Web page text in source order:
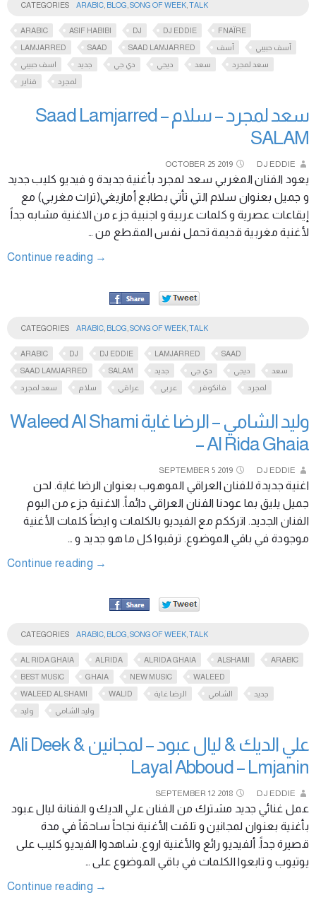
CATEGORIES ARABIC BLOG SONG OF WEEK TALK
ARABIC ASIF HABIBI DJ DJ EDDIE
FNAÏRE
LAMJARRED
SAAD SAAD LAMJARRED آسف
آسف حبيبي
اسف حبيبي
جديد دي جي ديجي سعد
سعد لمجرد
فناير
لمجرد
سعد لمجرد – سلام Saad Lamjarred –
SALAM
OCTOBER 25 2019 DJ EDDIE
يعود الفنان المغربي سعد لمجرد بأغنية جديدة و فيديو كليب جديد
و جميل بعنوان سلام التي تأتي بطابع أمازيغي(تراث مغربي) مع
إيقاعات عصرية و كلمات عربية و اجنبية جزء من الاغنية مشابه جداً
لأغنية مغربية قديمة تحمل نفس المقطع من …
Continue reading →
CATEGORIES ARABIC BLOG SONG OF WEEK TALK
ARABIC DJ DJ EDDIE LAMJARRED
SAAD
SAAD LAMJARRED
SALAM جديد دي جي ديجي
سعد
سعد لمجرد
سلام عراقي عربي فانكوفر لمجرد
وليد الشامي – الرضا غاية Waleed Al Shami
– Al Rida Ghaia
SEPTEMBER 5 2019 DJ EDDIE
اغنية جديدة للفنان العراقي الموهوب بعنوان الرضا غاية. لحن
جميل يليق بما عودنا الفنان العراقي دائماً. الاغنية جزء من البوم
الفنان الجديد. اترككم مع الفيديو بالكلمات و ايضاً كلمات الأغنية
موجودة في باقي الموضوع. ترقبوا كل ما هو جديد و …
Continue reading →
CATEGORIES ARABIC BLOG SONG OF WEEK TALK
AL RIDA GHAIA ALRIDA ALRIDA GHAIA ALSHAMI
ARABIC
BEST MUSIC
GHAIA NEW MUSIC
WALEED
WALEED AL SHAMI
WALID الرضا غاية الشامي
جديد
وليد
وليد الشامي
علي الديك & ليال عبود – لمجانين Ali Deek &
Layal Abboud – Lmjanin
SEPTEMBER 12 2018 DJ EDDIE
عمل غنائي جديد مشترك من الفنان علي الديك و الفنانة ليال عبود
بأغنية بعنوان لمجانين و تلقت الأغنية نجاحاً ساحقاً في مدة
قصيرة جداً. ألفيديو رائع والأغنية اروع. شاهدوا الفيديو كليب على
يوتيوب و تابعوا الكلمات في باقي الموضوع على …
Continue reading →